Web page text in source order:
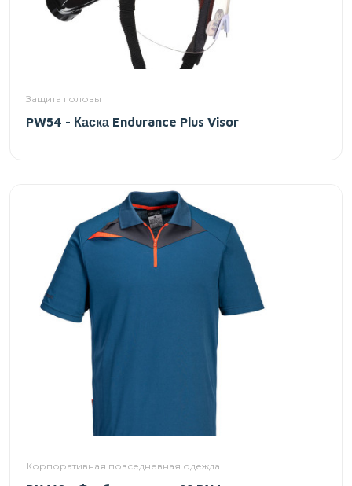
Защита головы
PW54 - Каска Endurance Plus Visor
Корпоративная повседневная одежда